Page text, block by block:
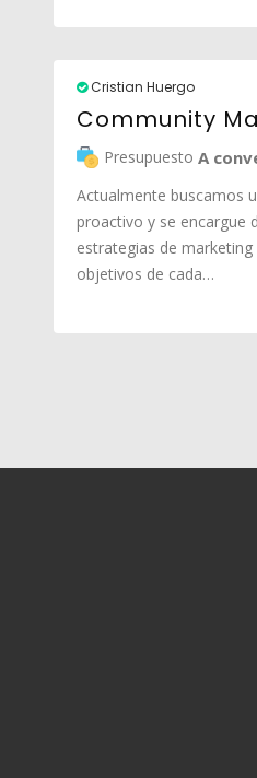
Cristian Huergo
Community
Presupuesto A
Actualmente buscamos
proactivo y se encargue
estrategias de
objetivos de cada…